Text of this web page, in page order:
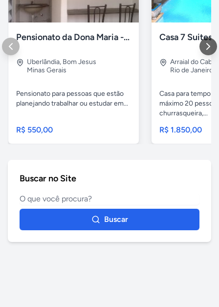
Pensionato da Dona Maria - Uberlândia/MG
Uberlândia, Bom Jesus
Minas Gerais
Pensionato para pessoas que estão
planejando trabalhar ou estudar em...
R$ 550,00
Arraial do Cabo
Rio de Janeiro
Casa para
máximo 20
churrasqueira,...
R$ 1.850,00
Buscar no Site
Buscar